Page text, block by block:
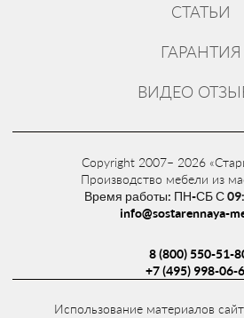
СТАТЬИ
ГАРАНТИЯ
ВИДЕО
Copyright 2007– 2026
Производство мебели из
Время работы: ПН-СБ С
info@sostarennaya-
8 (800) 550-51-
+7 (495) 998-06-
Использование материалов